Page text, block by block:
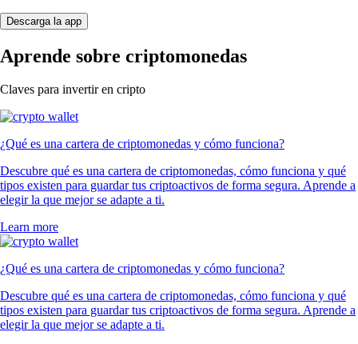
Descarga la app
Aprende sobre criptomonedas
Claves para invertir en cripto
¿Qué es una cartera de criptomonedas y cómo funciona?
Descubre qué es una cartera de criptomonedas, cómo funciona y qué
tipos existen para guardar tus criptoactivos de forma segura. Aprende a
elegir la que mejor se adapte a ti.
Learn more
¿Qué es una cartera de criptomonedas y cómo funciona?
Descubre qué es una cartera de criptomonedas, cómo funciona y qué
tipos existen para guardar tus criptoactivos de forma segura. Aprende a
elegir la que mejor se adapte a ti.